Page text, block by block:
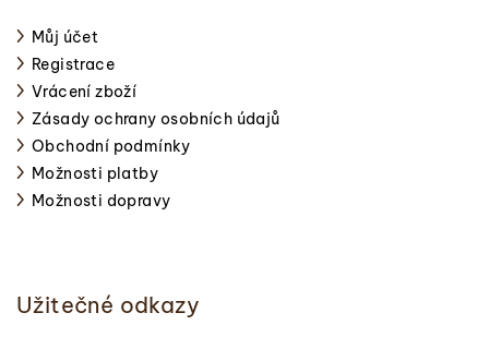
Můj účet
Registrace
Vrácení zboží
Zásady ochrany osobních údajů
Obchodní podmínky
Možnosti platby
Možnosti dopravy
Užitečné odkazy